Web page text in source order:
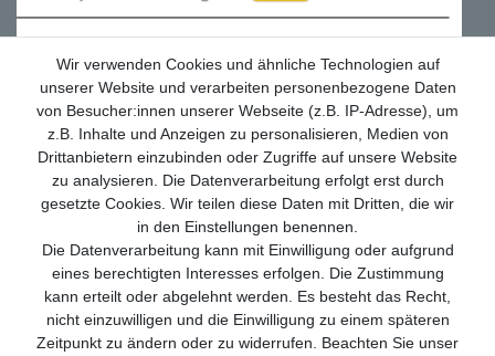
Wir versenden mit
Wir verwenden Cookies und ähnliche Technologien auf
unserer Website und verarbeiten personenbezogene Daten
von Besucher:innen unserer Webseite (z.B. IP-Adresse), um
z.B. Inhalte und Anzeigen zu personalisieren, Medien von
Drittanbietern einzubinden oder Zugriffe auf unsere Website
zu analysieren. Die Datenverarbeitung erfolgt erst durch
gesetzte Cookies. Wir teilen diese Daten mit Dritten, die wir
in den Einstellungen benennen.
Die Datenverarbeitung kann mit Einwilligung oder aufgrund
eines berechtigten Interesses erfolgen. Die Zustimmung
kann erteilt oder abgelehnt werden. Es besteht das Recht,
nicht einzuwilligen und die Einwilligung zu einem späteren
Zeitpunkt zu ändern oder zu widerrufen. Beachten Sie unser